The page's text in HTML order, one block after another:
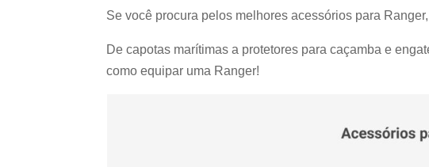
Se você procura pelos melhores acessórios para
De capotas marítimas a protetores para caçamba e
como equipar uma Ranger!